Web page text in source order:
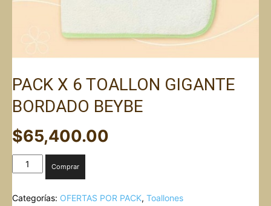
PACK X 6 TOALLON GIGANTE
BORDADO BEYBE
$65,400.00
PACK
X
TOALLON
Comprar
Categorías: OFERTAS POR PACK, Toallones